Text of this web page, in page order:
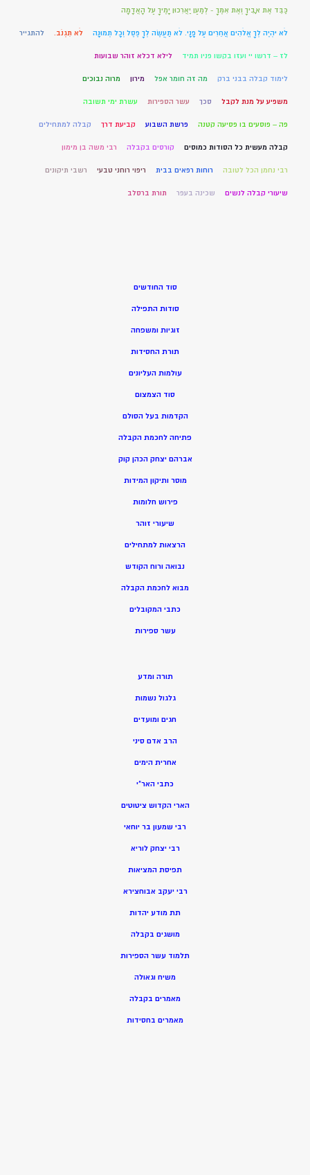
כַּבֵּד אֶת אָבִיךָ וְאֶת אִמֶּךָ - לְמַעַן יַאֲרִכוּן יָמֶיךָ עַל הָאֲדָמָה
לֹא יִהְיֶה לְךָ אֱלֹהִים אֲחֵרִים עַל פָּנָי. לֹא תַעֲשֶׂה לְךָ פֶסֶל וְכָל תְּמוּנָה לֹא תִגְנֹב. להתגייר
לז – דרשו יי ועזו בקשו פניו תמיד לילא דכלא זוהר שבועות
לימוד קבלה בבני ברק מה זה חומר אפל מירון מרוה נבוכים
משפיע על מנת לקבל סכך עשר הספירות עשרת ימי תשובה
פה – פוסעים בו פסיעה קטנה פרשת השבוע קביעת דרך קבלה למתחילים
קבלה מעשית כל הסודות כמוסים קורסים בקבלה רבי משה בן מימון
רבי נחמן הכל לטובה רוחות רפאים בבית ריפוי רוחני טבעי רשבי תיקונים
שיעורי קבלה לנשים שכינה בעפר תורת ברסלב
סוד החודשים
סודות התפילה
זוגיות ומשפחה
תורת החסידות
עולמות העליונים
סוד הצמצום
הקדמות בעל הסולם
פתיחה לחכמת הקבלה
אברהם יצחק הכהן קוק
מוסר ותיקון המידות
פירוש חלומות
שיעורי זוהר
הרצאות למתחילים
נבואה ורוח הקודש
מבוא לחכמת הקבלה
כתבי המקובלים
עשר ספירות
תורה ומדע
גלגול נשמות
חגים ומועדים
הרב אדם סיני
אחרית הימים
כתבי האר”י
הארי הקדוש ציטוטים
רבי שמעון בר יוחאי
רבי יצחק לוריא
תפיסת המציאות
רבי יעקב אבוחצירא
תת מודע יהדות
מושגים בקבלה
תלמוד עשר הספירות
משיח וגאולה
מאמרים בקבלה
מאמרים בחסידות